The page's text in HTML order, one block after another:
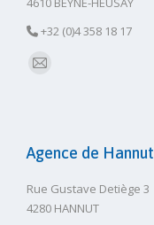
+32 (0)4 358 18 17
E-
Agence de Hannut
Rue Gustave Detiège 3
4280 HANNUT